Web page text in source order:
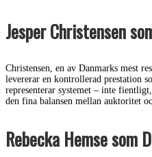
Jesper Christensen
Christensen, en av Danmarks mest
levererar en kontrollerad prestation
representerar systemet – inte
den fina balansen mellan auktoritet
Rebecka Hemse som